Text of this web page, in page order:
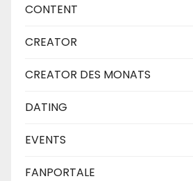
CONTENT
CREATOR
CREATOR DES MONATS
DATING
EVENTS
FANPORTALE